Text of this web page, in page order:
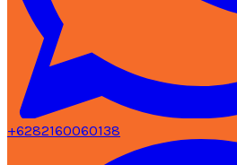
+6282160060138